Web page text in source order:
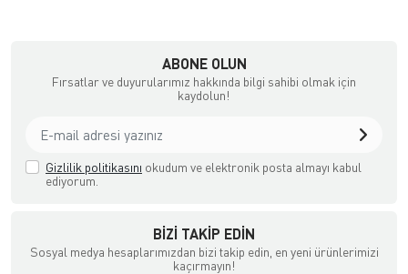
ABONE OLUN
Fırsatlar ve duyurularımız hakkında bilgi sahibi olmak için
kaydolun!
Gizlilik politikasını okudum ve elektronik posta almayı kabul
ediyorum.
BIZI TAKIP EDIN
Sosyal medya hesaplarımızdan bizi takip edin, en yeni ürünlerimizi
kaçırmayın!